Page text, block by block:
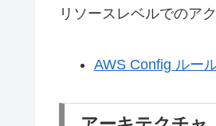
リソースレベルでのア
AWS Config ルー